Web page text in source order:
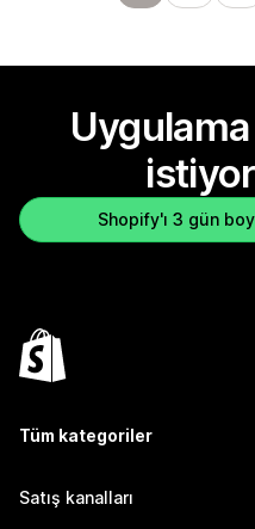
Shopify'ı 3 gün
Tüm kategoriler
Satış kanalları